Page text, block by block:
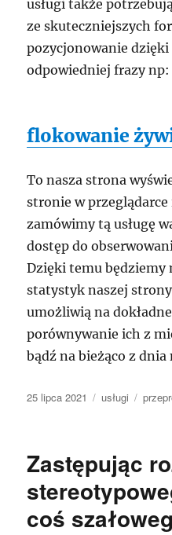
usługi także
ze skuteczniejszych
pozycjonowanie
odpowiedniej frazy np:
flokowanie
To nasza strona
stronie w
zamówimy tą usługę
dostęp do
Dzięki temu będziemy
statystyk naszej
umożliwią na
porównywanie ich z
bądź na bieżąco z dnia
Data
25 lipca 2021 Kategorie
usługi Tagi
Zastępując
coś